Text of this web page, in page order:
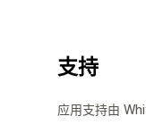
支持
应用支持由